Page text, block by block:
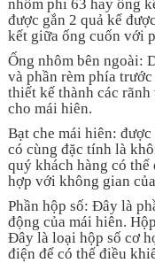
nhôm phi 63 hay ống
được gắn 2 quả kế
kết giữa ống cuốn với
Ống nhôm bên ngoài:
và phần rèm phía
thiết kế thành các
cho mái hiên.
Bạt che mái hiên:
có cùng đặc tính là
quý khách hàng có thể
hợp với không gian
Phần hộp số: Đây là
động của mái hiên.
Đây là loại hộp số cơ
điện để có thể điều